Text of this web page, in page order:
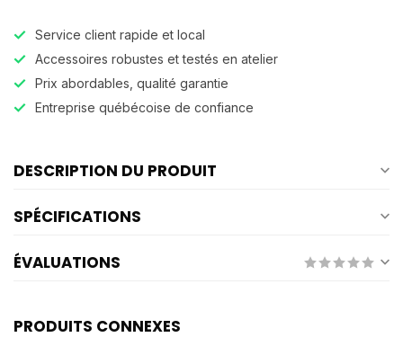
Service client rapide et local
Accessoires robustes et testés en atelier
Prix abordables, qualité garantie
Entreprise québécoise de confiance
DESCRIPTION DU PRODUIT
SPÉCIFICATIONS
ÉVALUATIONS
PRODUITS CONNEXES